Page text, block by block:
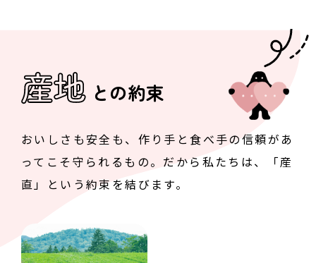
産地 との約束
おいしさも安全も、作り手と食べ手の信頼があ
ってこそ守られるもの。 だから私たちは、「産
直」という約束を結びます。